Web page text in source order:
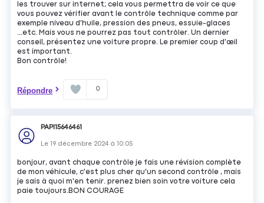
les trouver sur internet; cela vous permettra de voir ce que
vous pouvez vérifier avant le contrôle technique comme par
exemple niveau d'huile, pression des pneus, essuie-glaces
...etc. Mais vous ne pourrez pas tout contrôler. Un dernier
conseil, présentez une voiture propre. Le premier coup d'œil
est important.
Bon contrôle!
Répondre 0
PAPI15646461
Le19 décembre 2024 à10:05
bonjour, avant chaque contrôle je fais une révision complète
de mon véhicule, c'est plus cher qu'un second contrôle , mais
je sais à quoi m'en tenir. prenez bien soin votre voiture cela
paie toujours.BON COURAGE